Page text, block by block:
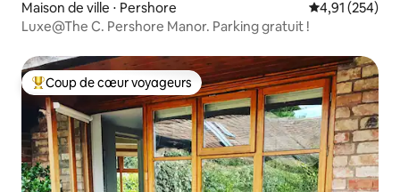
Maison de ville ⋅ Pershore Évaluation
4,91 (254)
Luxe@The C. Pershore Manor. Parking gratuit !
Coups de cœur voyageurs les plus appréciés
Coup de cœur voyageurs